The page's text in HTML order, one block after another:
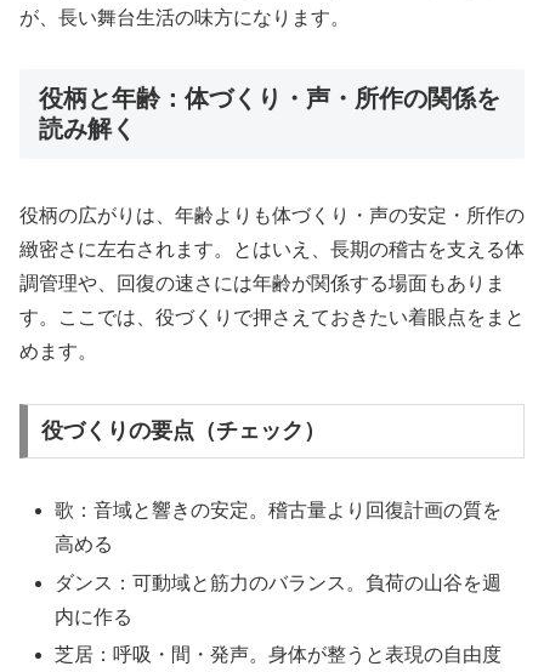
が、長い舞台生活の味方になります。
役柄と年齢：体づくり・声・所作の関係を
読み解く
役柄の広がりは、年齢よりも体づくり・声の安定・所作の
緻密さに左右されます。とはいえ、長期の稽古を支える体
調管理や、回復の速さには年齢が関係する場面もありま
す。ここでは、役づくりで押さえておきたい着眼点をまと
めます。
役づくりの要点（チェック）
歌：音域と響きの安定。稽古量より回復計画の質を
高める
ダンス：可動域と筋力のバランス。負荷の山谷を週
内に作る
芝居：呼吸・間・発声。身体が整うと表現の自由度